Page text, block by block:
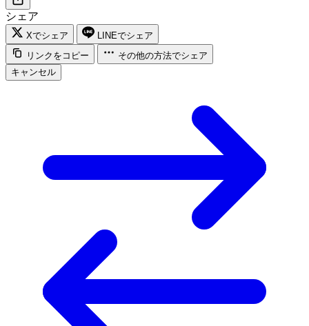
シェア
Xでシェア
LINEでシェア
リンクをコピー
その他の方法でシェア
キャンセル